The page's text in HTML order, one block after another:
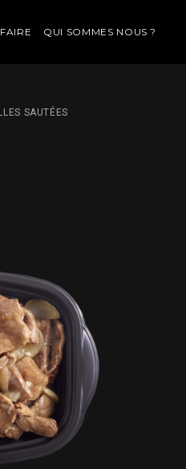
QUI SOMMES NOUS ?
SAUTÉES